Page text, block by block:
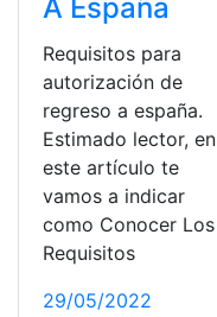
A España
Requisitos para
autorización de
regreso a españa.
Estimado lector, en
este artículo te
vamos a indicar
como Conocer Los
Requisitos
29/05/2022